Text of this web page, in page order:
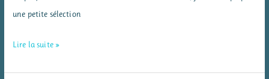
une petite sélection
Fête
Lire la suite »